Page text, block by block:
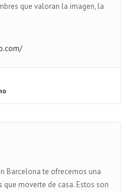
que valoran la imagen, la
Barcelona te ofrecemos una
moverte de casa. Estos son